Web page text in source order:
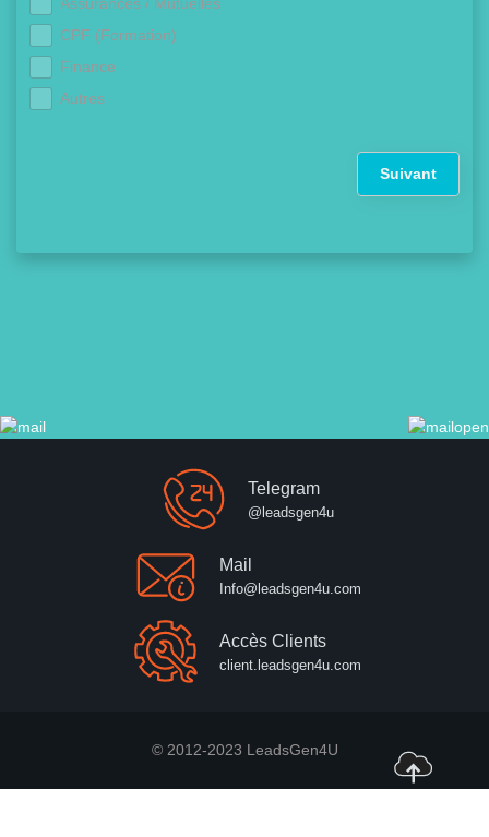
CPF (Formation)
Finance
Autres
Suivant
Telegram
@leadsgen4u
Mail
Info@leadsgen4u.com
Accès Clients
client.leadsgen4u.com
© 2012-2023 LeadsGen4U